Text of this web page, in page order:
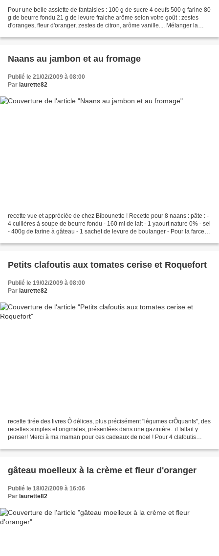
Pour une belle assiette de fantaisies : 100 g de sucre 4 oeufs 500 g farine 80
g de beurre fondu 21 g de levure fraiche arôme selon votre goût : zestes
d'oranges, fleur d'oranger, zestes de citron, arôme vanille.... Mélanger la
Naans au jambon et au fromage
Publié le 21/02/2009 à 08:00
Par laurette82
recette vue et appréciée de chez Bibounette ! Recette pour 8 naans : pâte : -
4 cuillères à soupe de beurre fondu - 160 ml de lait - 1 yaourt nature 0% - sel
- 400g de farine à gâteau - 1 sachet de levure de boulanger - Pour la farce:
Petits clafoutis aux tomates cerise et Roquefort
Publié le 19/02/2009 à 08:00
Par laurette82
recette tirée des livres Ô délices, plus précisément "légumes crÔquants", des
recettes simples et originales, présentées dans une gazinière...il fallait y
penser! Merci à ma maman pour ces cadeaux de noel ! Pour 4 clafoutis
gâteau moelleux à la crème et fleur d'oranger
Publié le 18/02/2009 à 16:06
Par laurette82